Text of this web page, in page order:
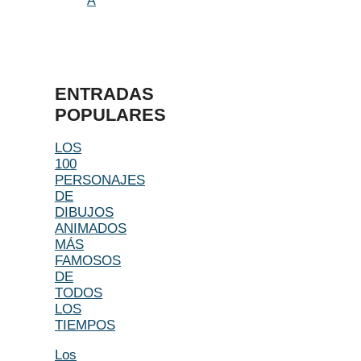
ENTRADAS
POPULARES
LOS
100
PERSONAJES
DE
DIBUJOS
ANIMADOS
MÁS
FAMOSOS
DE
TODOS
LOS
TIEMPOS
Los